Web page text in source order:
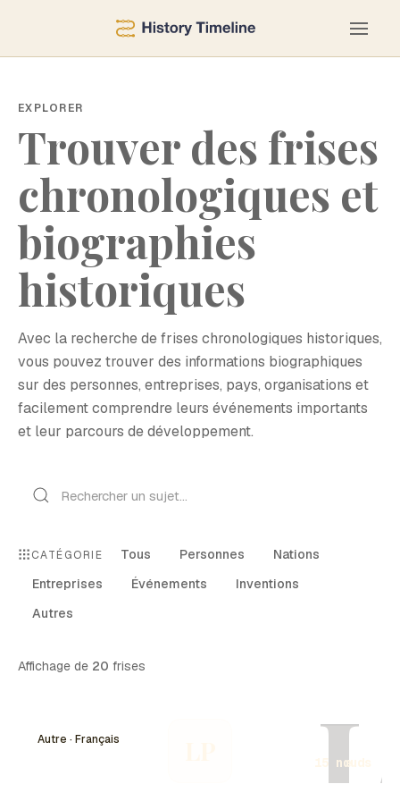
EXPLORER
Trouver des frises
chronologiques et
biographies
historiques
Avec la recherche de frises chronologiques historiques,
vous pouvez trouver des informations biographiques
sur des personnes, entreprises, pays, organisations et
facilement comprendre leurs événements importants
et leur parcours de développement.
CATÉGORIE Tous Personnes
Nations
Entreprises
Événements
Inventions
Autres
Affichage de 20 frises
L
Autre · Français
15 nœuds